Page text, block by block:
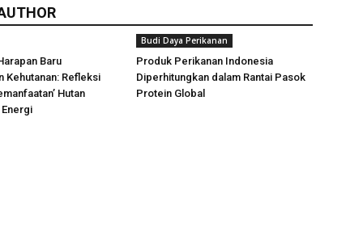
Baru
Kehutanan: Refleksi
Hutan
Budi Daya Perikanan
Produk Perikanan Indonesia
Diperhitungkan dalam Rantai Pasok
Protein Global